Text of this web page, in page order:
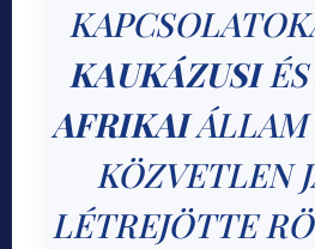
KAUKÁZUSI
AFRIKAIÁLLAM
KÖZVETLEN
LÉTREJÖTTE